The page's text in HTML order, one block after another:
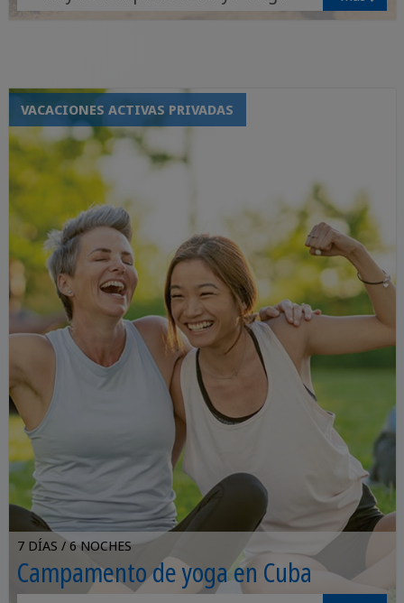
Relájese en Jibacoa
VACACIONES ACTIVAS PRIVADAS
7 DÍAS / 6 NOCHES
Campamento de yoga en Cuba